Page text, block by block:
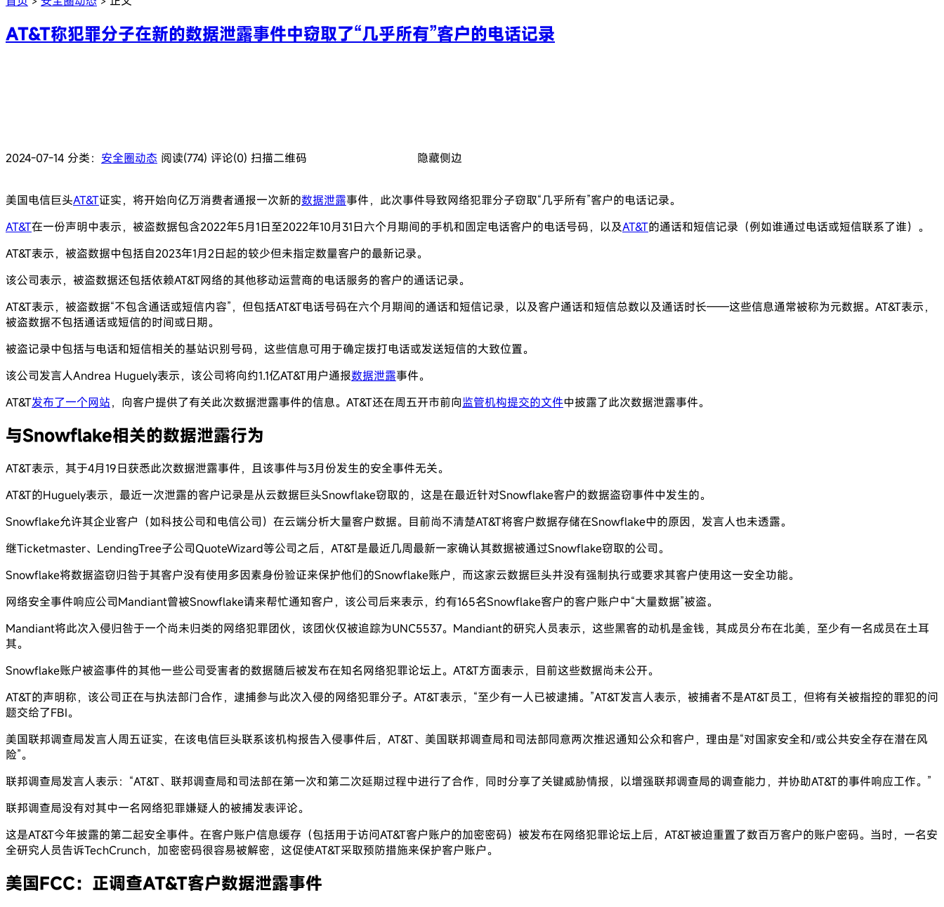
AT&T称犯罪分子在新的数据泄露事件中窃取了“几乎所有”客户的电话记录
2024-07-14 分类： 安全圈动态 阅读(774) 评论(0) 扫描二维码 隐藏侧边
美国电信巨头AT&T证实，将开始向亿万消费者通报一次新的数据泄露事件，此次事件导致网络犯罪分子窃取“几乎所有”客户的电话记录。
AT&T在一份声明中表示，被盗数据包含2022年5月1日至2022年10月31日六个月期间的手机和固定电话客户的电话号码，以及AT&T的通话和短信记录（例如谁通过电话或短信联系了谁）。
AT&T表示，被盗数据中包括自2023年1月2日起的较少但未指定数量客户的最新记录。
该公司表示，被盗数据还包括依赖AT&T网络的其他移动运营商的电话服务的客户的通话记录。
AT&T表示，被盗数据“不包含通话或短信内容”，但包括AT&T电话号码在六个月期间的通话和短信记录，以及客户通话和短信总数以及通话时长——这些信息通常被称为元数据。AT&T表示，
被盗数据不包括通话或短信的时间或日期。
被盗记录中包括与电话和短信相关的基站识别号码，这些信息可用于确定拨打电话或发送短信的大致位置。
该公司发言人Andrea Huguely表示，该公司将向约1.1亿AT&T用户通报数据泄露事件。
AT&T发布了一个网站，向客户提供了有关此次数据泄露事件的信息。AT&T还在周五开市前向监管机构提交的文件中披露了此次数据泄露事件。
与Snowflake相关的数据泄露行为
AT&T表示，其于4月19日获悉此次数据泄露事件，且该事件与3月份发生的安全事件无关。
AT&T的Huguely表示，最近一次泄露的客户记录是从云数据巨头Snowflake窃取的，这是在最近针对Snowflake客户的数据盗窃事件中发生的。
Snowflake允许其企业客户（如科技公司和电信公司）在云端分析大量客户数据。目前尚不清楚AT&T将客户数据存储在Snowflake中的原因，发言人也未透露。
继Ticketmaster、LendingTree子公司QuoteWizard等公司之后，AT&T是最近几周最新一家确认其数据被通过Snowflake窃取的公司。
Snowflake将数据盗窃归咎于其客户没有使用多因素身份验证来保护他们的Snowflake账户，而这家云数据巨头并没有强制执行或要求其客户使用这一安全功能。
网络安全事件响应公司Mandiant曾被Snowflake请来帮忙通知客户，该公司后来表示，约有165名Snowflake客户的客户账户中“大量数据”被盗。
Mandiant将此次入侵归咎于一个尚未归类的网络犯罪团伙，该团伙仅被追踪为UNC5537。Mandiant的研究人员表示，这些黑客的动机是金钱，其成员分布在北美，至少有一名成员在土耳
其。
Snowflake账户被盗事件的其他一些公司受害者的数据随后被发布在知名网络犯罪论坛上。AT&T方面表示，目前这些数据尚未公开。
AT&T的声明称，该公司正在与执法部门合作，逮捕参与此次入侵的网络犯罪分子。AT&T表示，“至少有一人已被逮捕。”AT&T发言人表示，被捕者不是AT&T员工，但将有关被指控的罪犯的问
题交给了FBI。
美国联邦调查局发言人周五证实，在该电信巨头联系该机构报告入侵事件后，AT&T、美国联邦调查局和司法部同意两次推迟通知公众和客户，理由是“对国家安全和/或公共安全存在潜在风
险”。
联邦调查局发言人表示：“AT&T、联邦调查局和司法部在第一次和第二次延期过程中进行了合作，同时分享了关键威胁情报，以增强联邦调查局的调查能力，并协助AT&T的事件响应工作。”
联邦调查局没有对其中一名网络犯罪嫌疑人的被捕发表评论。
这是AT&T今年披露的第二起安全事件。在客户账户信息缓存（包括用于访问AT&T客户账户的加密密码）被发布在网络犯罪论坛上后，AT&T被迫重置了数百万客户的账户密码。当时，一名安
全研究人员告诉TechCrunch，加密密码很容易被解密，这促使AT&T采取预防措施来保护客户账户。
美国FCC：正调查AT&T客户数据泄露事件